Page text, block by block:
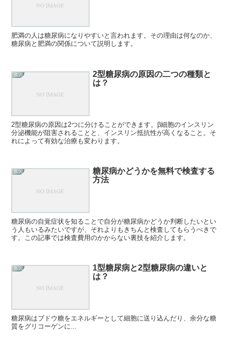
肥満の人は糖尿病になりやすいと言われます。その理由は何なのか、
糖尿病と肥満の関係について説明します。
原因
2型糖尿病の原因の二つの種類と
は？
2型糖尿病の原因は2つに分けることができます。β細胞のインスリン
分泌機能が阻害されることと、インスリン抵抗性が高くなること。そ
れによって有効な治療も変わります。
原因
糖尿病かどうかを無料で検査する
方法
糖尿病の自覚症状を知ることで自分が糖尿病かどうか判断したいとい
う人もいるみたいですが、それよりもきちんと検査してもらうべきで
す。この記事では検査費用のかからない裏技を紹介します。
原因
1型糖尿病と2型糖尿病の違いと
は？
糖尿病はブドウ糖をエネルギーとして細胞に送り込んだり、余分な糖
質をグリコーゲンに...